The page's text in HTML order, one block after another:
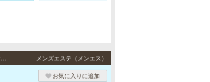
新大阪・北新地 / JR各線・地下鉄御堂筋線「新大阪駅」東出口より徒歩2分・JR東西線「北新地駅」 9番出口より徒歩5分 メンズエステ（メンエス）
お気に入りに追加